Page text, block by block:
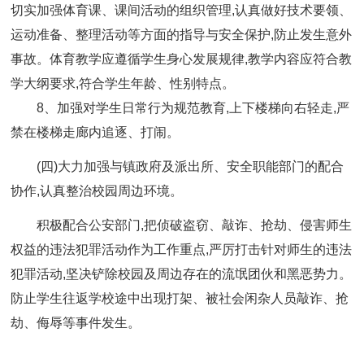
切实加强体育课、课间活动的组织管理,认真做好技术要领、
运动准备、整理活动等方面的指导与安全保护,防止发生意外
事故。体育教学应遵循学生身心发展规律,教学内容应符合教
学大纲要求,符合学生年龄、性别特点。
8、加强对学生日常行为规范教育,上下楼梯向右轻走,严
禁在楼梯走廊内追逐、打闹。
(四)大力加强与镇政府及派出所、安全职能部门的配合
协作,认真整治校园周边环境。
积极配合公安部门,把侦破盗窃、敲诈、抢劫、侵害师生
权益的违法犯罪活动作为工作重点,严厉打击针对师生的违法
犯罪活动,坚决铲除校园及周边存在的流氓团伙和黑恶势力。
防止学生往返学校途中出现打架、被社会闲杂人员敲诈、抢
劫、侮辱等事件发生。